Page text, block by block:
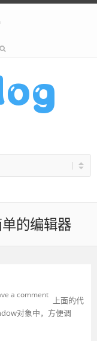
的编辑器
a comment
上面的代
对象中，方便调